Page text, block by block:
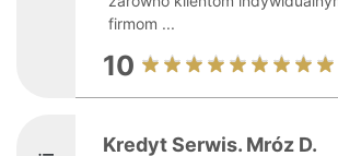
firmom ...
10
Kredyt Serwis. Mróz D.